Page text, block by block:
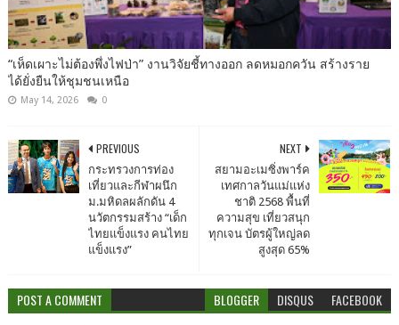
“เห็ดเผาะไม่ต้องพึ่งไฟป่า” งานวิจัยชี้ทางออก ลดหมอกควัน สร้างราย
ได้ยั่งยืนให้ชุมชนเหนือ
May 14, 2026 0
NEXT
สยามอะเมซิ่งพาร์ค
เทศกาลวันแม่แห่ง
ชาติ 2568 พื้นที่
ความสุข เที่ยวสนุก
ทุกเจน บัตรผู้ใหญ่ลด
สูงสุด 65%
PREVIOUS
กระทรวงการท่อง
เที่ยวและกีฬาผนึก
ม.มหิดลผลักดัน 4
นวัตกรรมสร้าง “เด็ก
ไทยแข็งแรง คนไทย
แข็งแรง”
POST A COMMENT BLOGGER DISQUS FACEBOOK